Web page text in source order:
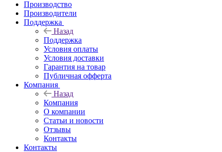
Производство
Производители
Поддержка
Назад
Поддержка
Условия оплаты
Условия доставки
Гарантия на товар
Публичная офферта
Компания
Назад
Компания
О компании
Статьи и новости
Отзывы
Контакты
Контакты